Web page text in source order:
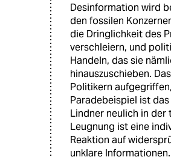
Desinformation wird
den fossilen
die Dringlichkeit des
verschleiern, und
Handeln, das sie
hinauszuschieben.
Politikern
Paradebeispiel ist
Lindner neulich in der
Leugnung ist eine
Reaktion auf
unklare